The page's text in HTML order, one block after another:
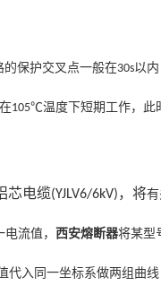
的保护交叉点一般在30s以
105℃温度下短期工作，此
芯电缆(YJLV6/6kV)，将有
电流值 ， 西安熔断器将某型
代入同一坐标系做两组曲线